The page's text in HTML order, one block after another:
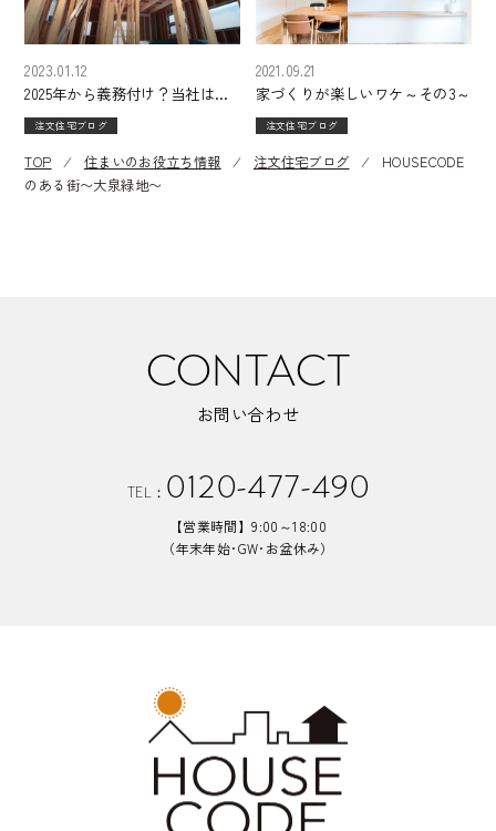
2025年から義務付け？当社はず
っと全棟構造計算です
2023.01.12
注文住宅ブログ
家づくりが楽しいワケ～その3～
2021.09.21
注文住宅ブログ
TOP ⁄ 住まいのお役立ち情報 ⁄ 注文住宅ブログ ⁄ HOUSECODE
のある街〜大泉緑地〜
CONTACT
お問い合わせ
TEL： 0120-477-490
【営業時間】9:00～18:00
（年末年始･GW･お盆休み）